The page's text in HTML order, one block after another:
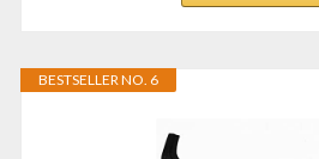
BESTSELLER NO. 6